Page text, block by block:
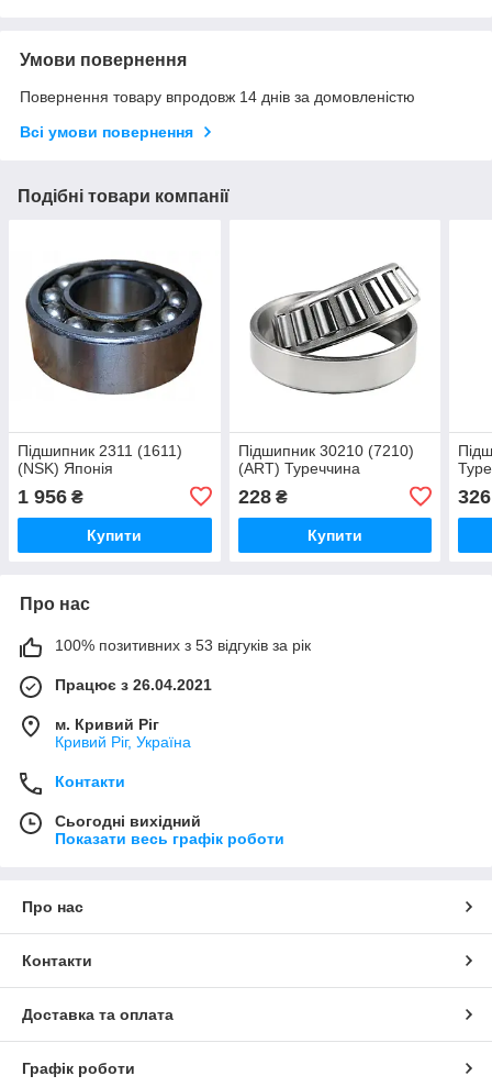
Умови повернення
Повернення товару впродовж 14 днів за домовленістю
Всі умови повернення
Подібні товари компанії
Підшипник 2311 (1611)
(NSK) Японія
1 956 ₴
Купити
Підшипник 30210 (7210)
(ART) Туреччина
228₴
Купити
326
Про нас
100% позитивних з 53 відгуків за рік
Працює з 26.04.2021
м. Кривий Ріг
Кривий Ріг, Україна
Контакти
Сьогодні вихідний
Показати весь графік роботи
Про нас
Контакти
Доставка та оплата
Графік роботи